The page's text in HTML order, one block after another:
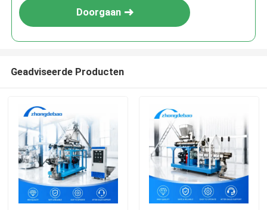
Doorgaan
Geadviseerde Producten